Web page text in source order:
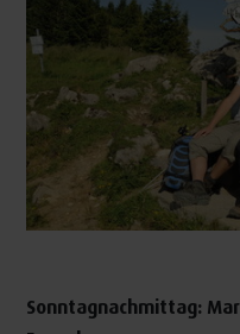
Sonntagnachmittag: